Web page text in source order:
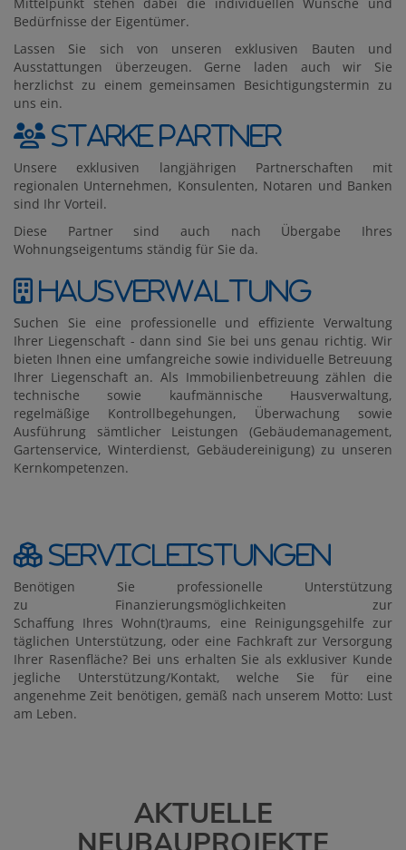
Bedürfnisse der Eigentümer.
Lassen Sie sich von unseren exklusiven Bauten und
Ausstattungen überzeugen. Gerne laden auch wir Sie
herzlichst zu einem gemeinsamen Besichtigungstermin zu
uns ein.
Starke Partner
Unsere exklusiven langjährigen Partnerschaften mit
regionalen Unternehmen, Konsulenten, Notaren und Banken
sind Ihr Vorteil.
Diese Partner sind auch nach Übergabe Ihres
Wohnungseigentums ständig für Sie da.
Hausverwaltung
Suchen Sie eine professionelle und effiziente Verwaltung
Ihrer Liegenschaft - dann sind Sie bei uns genau richtig. Wir
bieten Ihnen eine umfangreiche sowie individuelle Betreuung
Ihrer Liegenschaft an. Als Immobilienbetreuung zählen die
technische sowie kaufmännische Hausverwaltung,
regelmäßige Kontrollbegehungen, Überwachung sowie
Ausführung sämtlicher Leistungen (Gebäudemanagement,
Gartenservice, Winterdienst, Gebäudereinigung) zu unseren
Kernkompetenzen.
Servicleistungen
Benötigen Sie professionelle Unterstützung
zu Finanzierungsmöglichkeiten zur
Schaffung Ihres Wohn(t)raums, eine Reinigungsgehilfe zur
täglichen Unterstützung, oder eine Fachkraft zur Versorgung
Ihrer Rasenfläche? Bei uns erhalten Sie als exklusiver Kunde
jegliche Unterstützung/Kontakt, welche Sie für eine
angenehme Zeit benötigen, gemäß nach unserem Motto: Lust
am Leben.
AKTUELLE
NEUBAUPROJEKTE